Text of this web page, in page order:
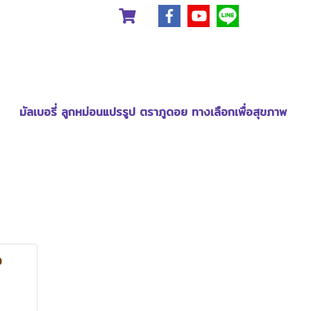
มัลเบอรี่ ลูกหม่อนแปรรูป ตราภูดอย ทางเลือกเพื่อสุขภาพ